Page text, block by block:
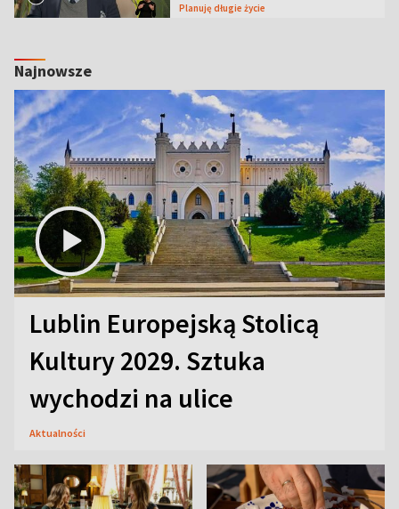
Planuję długie życie
Najnowsze
Lublin Europejską Stolicą
Kultury 2029. Sztuka
wychodzi na ulice
Aktualności